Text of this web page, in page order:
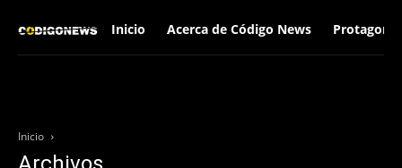
Inicio Acerca de Código News
Inicio